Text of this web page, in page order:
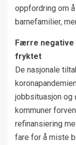
oppfordring om
barnefamilier,
Færre negative
fryktet
De nasjonale
jobbsituasjon og
kommuner
refinansiering
fare for å miste